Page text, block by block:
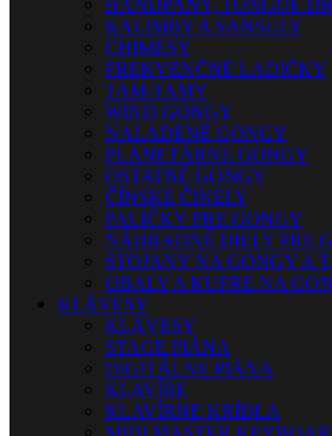
HANDPANY, TONGUE
KALIMBY A SANSULY
CHIMESY
FREKVENČNÉ LADIČKY
TAM-TAMY
WIND GONGY
NALADENÉ GONGY
PLANETÁRNE GONGY
OSTATNÉ GONGY
ČÍNSKE ČINELY
PALIČKY PRE GONGY
NÁHRADNÉ DIELY PRE
STOJANY NA GONGY A
OBALY A KUFRE NA
KLÁVESY
KLÁVESY
STAGE PIÁNA
DIGITÁLNE PIÁNA
KLAVÍRE
KLAVÍRNE KRÍDLA
MIDI MASTER